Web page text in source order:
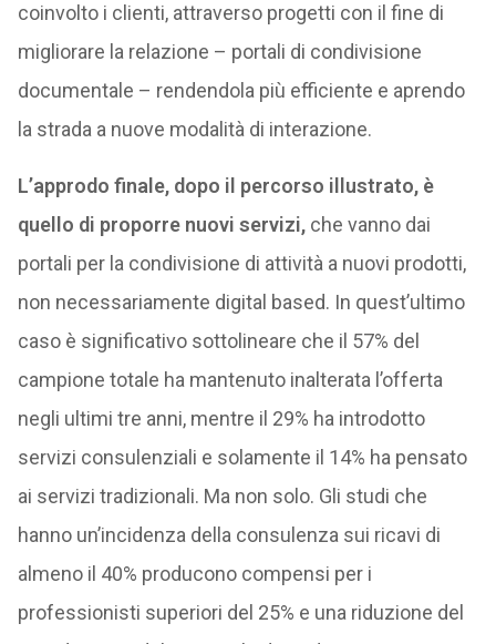
coinvolto i clienti, attraverso progetti con il fine di
migliorare la relazione – portali di condivisione
documentale – rendendola più efficiente e aprendo
la strada a nuove modalità di interazione.
L’approdo finale, dopo il percorso illustrato, è
quello di proporre nuovi servizi,che vanno dai
portali per la condivisione di attività a nuovi prodotti,
non necessariamente digital based. In quest’ultimo
caso è significativo sottolineare che il 57% del
campione totale ha mantenuto inalterata l’offerta
negli ultimi tre anni, mentre il 29% ha introdotto
servizi consulenziali e solamente il 14% ha pensato
ai servizi tradizionali. Ma non solo. Gli studi che
hanno un’incidenza della consulenza sui ricavi di
almeno il 40% producono compensi per i
professionisti superiori del 25% e una riduzione del